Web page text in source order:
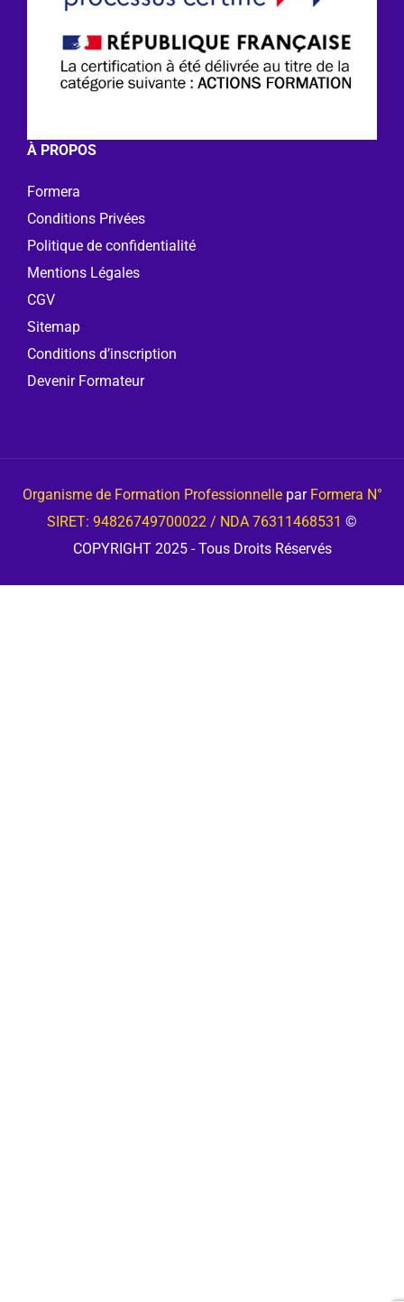
À PROPOS
Formera
Conditions Privées
Politique de confidentialité
Mentions Légales
CGV
Sitemap
Conditions d’inscription
Devenir Formateur
Organisme de Formation Professionnellepar Formera N°
SIRET: 94826749700022 / NDA 76311468531 ©
COPYRIGHT 2025 - Tous Droits Réservés